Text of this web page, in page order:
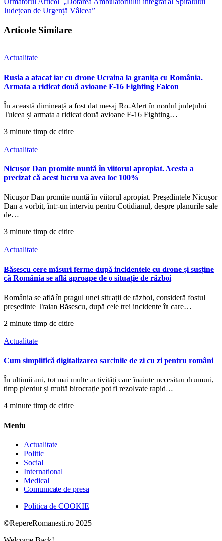
Județean de Urgență Vâlcea”
Articole Similare
Actualitate
Rusia a atacat iar cu drone Ucraina la granița cu România.
Armata a ridicat două avioane F-16 Fighting Falcon
În această dimineață a fost dat mesaj Ro-Alert în nordul judeţului
Tulcea și armata a ridicat două avioane F-16 Fighting…
3 minute timp de citire
Actualitate
Nicușor Dan promite nuntă în viitorul apropiat. Acesta a
precizat că acest lucru va avea loc 100%
Nicușor Dan promite nuntă în viitorul apropiat. Preşedintele Nicuşor
Dan a vorbit, într-un interviu pentru Cotidianul, despre planurile sale
de…
3 minute timp de citire
Actualitate
Băsescu cere măsuri ferme după incidentele cu drone și susține
că România se află aproape de o situație de război
România se află în pragul unei situații de război, consideră fostul
președinte Traian Băsescu, după cele trei incidente în care…
2 minute timp de citire
Actualitate
Cum simplifică digitalizarea sarcinile de zi cu zi pentru români
În ultimii ani, tot mai multe activități care înainte necesitau drumuri,
timp pierdut și multă birocrație pot fi rezolvate rapid…
4 minute timp de citire
Meniu
Actualitate
Politic
Social
International
Medical
Comunicate de presa
Politica de COOKIE
©RepereRomanesti.ro 2025